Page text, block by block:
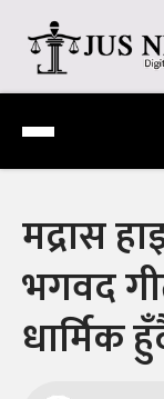
content
Jus Nepal |
Digital Legal
मद्रास
भगवद
धार्मिक